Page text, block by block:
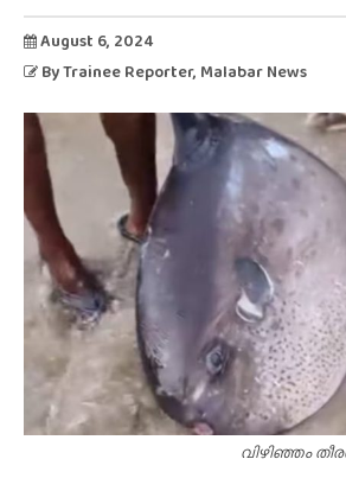
August 6, 2024
ByTrainee Reporter, Malabar News
വിഴിഞ്ഞം